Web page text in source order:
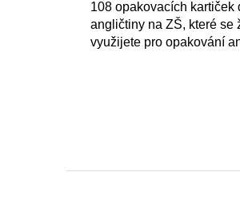
5
hvězdiček.
108 opakovacích kartiček
angličtiny na ZŠ, které se
využijete pro opakování